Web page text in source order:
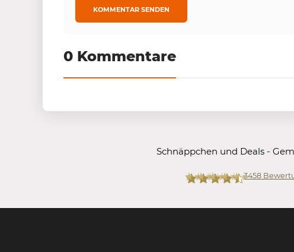
0 Kommentare
Schnäppchen und Deals -
3458